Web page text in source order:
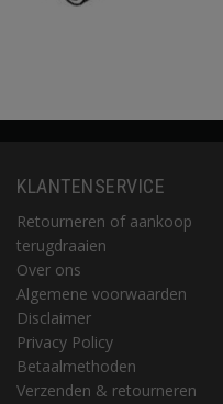
KLANTENSERVICE
Retourneren of aankoop
terugdraaien
Over ons
Algemene voorwaarden
Disclaimer
Privacy Policy
Betaalmethoden
Verzenden & retourneren